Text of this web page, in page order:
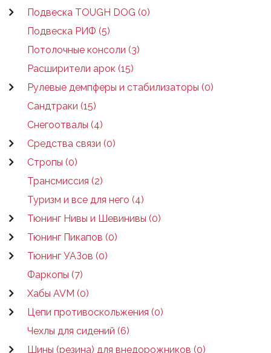
Подвеска TOUGH DOG (0)
Подвеска РИФ (5)
Потолочные консоли (3)
Расширители арок (15)
Рулевые демпферы и стабилизаторы (0)
Сандтраки (15)
Снегоотвалы (4)
Средства связи (0)
Стропы (0)
Трансмиссия (2)
Туризм и все для него (4)
Тюнинг Нивы и Шевинивы (0)
Тюнинг Пикапов (0)
Тюнинг УАЗов (0)
Фаркопы (7)
Хабы AVM (0)
Цепи противоскольжения (0)
Чехлы для сидений (6)
Шины (резина) для внедорожников (0)